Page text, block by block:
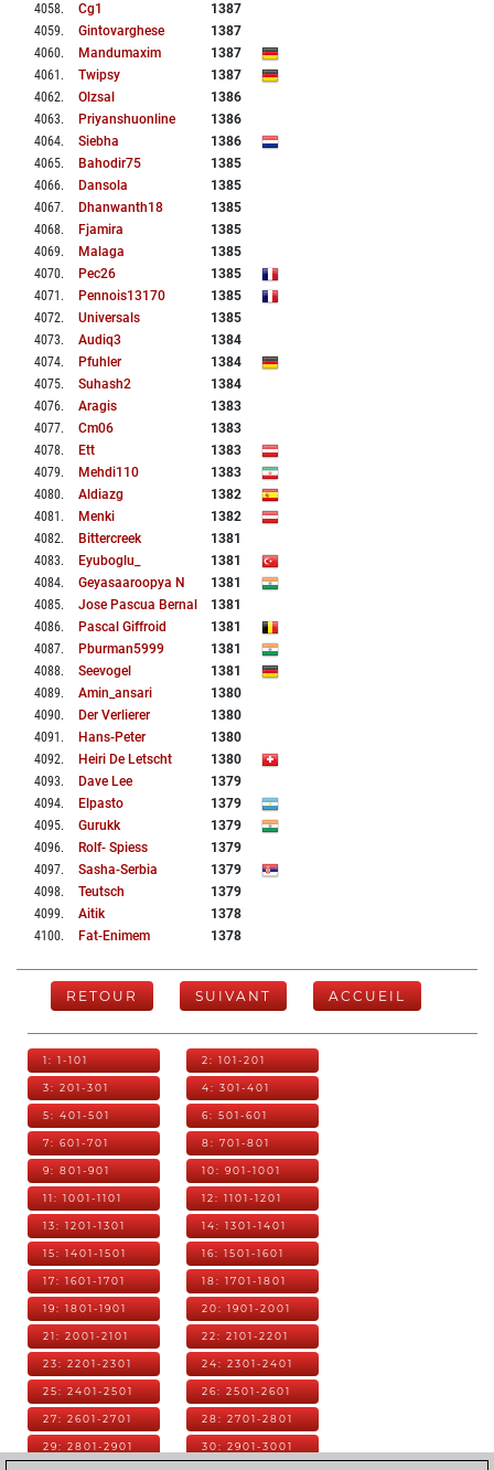
4058. Cg1
1387
4059. Gintovarghese
1387
4060. Mandumaxim
1387
4061 . Twipsy
1387
4062. Olzsal
1386
4063. Priyanshuonline
1386
4064. Siebha
1386
4065. Bahodir75
1385
4066. Dansola
1385
4067. Dhanwanth18
1385
4068. Fjamira
1385
4069. Malaga
1385
4070. Pec26
1385
4071 . Pennois13170
1385
4072. Universals
1385
4073. Audiq3
1384
4074. Pfuhler
1384
4075. Suhash2
1384
4076. Aragis
1383
4077. Cm06
1383
4078. Ett
1383
4079. Mehdi110
1383
4080. Aldiazg
1382
4081 . Menki
1382
4082. Bittercreek
1381
4083. Eyuboglu_
1381
4084. Geyasaaroopya N
1381
4085. Jose Pascua Bernal
1381
4086. Pascal Giffroid
1381
4087. Pburman5999
1381
4088. Seevogel
1381
4089. Amin_ansari
1380
4090. Der Verlierer
1380
4091 . Hans-Peter
1380
4092. Heiri De Letscht
1380
4093. Dave Lee
1379
4094. Elpasto
1379
4095. Gurukk
1379
4096. Rolf- Spiess
1379
4097. Sasha-Serbia
1379
4098. Teutsch
1379
4099. Aitik
1378
4100. Fat-Enimem 1378
RETOUR SUIVANT ACCUEIL
1: 1-101 2: 101-201
3: 201-301 4: 301-401
5: 401-501 6: 501-601
7: 601-701 8: 701-801
9: 801-901 10: 901-1001
11: 1001-1101 12: 1101-1201
13: 1201-1301 14: 1301-1401
15: 1401-1501 16: 1501-1601
17: 1601-1701 18: 1701-1801
19: 1801-1901 20: 1901-2001
21: 2001-2101 22: 2101-2201
23: 2201-2301 24: 2301-2401
25: 2401-2501 26: 2501-2601
27: 2601-2701 28: 2701-2801
29: 2801-2901 30: 2901-3001